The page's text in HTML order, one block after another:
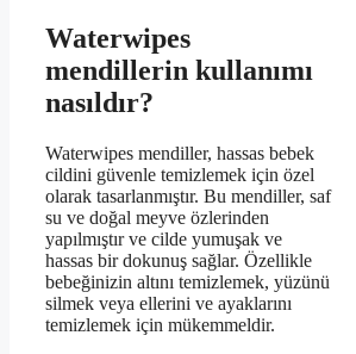
Waterwipes
mendillerin kullanımı
nasıldır?
Waterwipes mendiller, hassas bebek
cildini güvenle temizlemek için özel
olarak tasarlanmıştır. Bu mendiller, saf
su ve doğal meyve özlerinden
yapılmıştır ve cilde yumuşak ve
hassas bir dokunuş sağlar. Özellikle
bebeğinizin altını temizlemek, yüzünü
silmek veya ellerini ve ayaklarını
temizlemek için mükemmeldir.